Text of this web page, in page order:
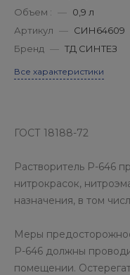
Объем : — 0,9 л
Артикул — СИН64609
Бренд — ТД СИНТЕЗ
Все характеристики
ГОСТ 18188-72
Растворитель Р-646
нитрокрасок,
назначения, в том
Меры
Р-646 должны
помещении.